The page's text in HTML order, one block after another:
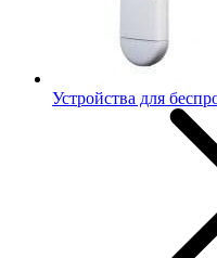
Устройства для